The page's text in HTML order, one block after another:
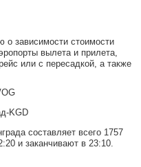
зависимости стоимости
вылета и прилета,
или с пересадкой, а также
KGD
составляет всего 1757
и заканчивают в 23:10.